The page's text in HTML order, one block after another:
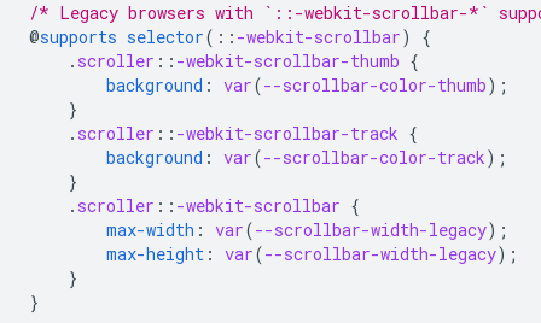
/* Legacy browsers with `::-webkit-scrollbar-*`
@supports selector( :: -webkit-scrollbar)
{
. scroller :: -webkit-scrollbar-thumb {
background : var(--scrollbar-color-thumb);
}
. scroller :: -webkit-scrollbar-track {
background : var(--scrollbar-color-track);
}
. scroller :: -webkit-scrollbar {
max-width : var(--scrollbar-width-legacy);
max-height : var(--scrollbar-width-legacy);
}
}